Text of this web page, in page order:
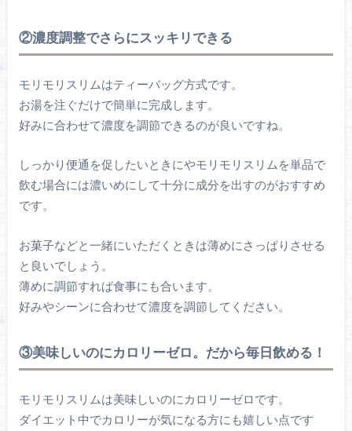
②濃度調整でさらにスッキリできる
モリモリスリムはティーバッグ方式です。
お湯を注ぐだけで簡単に完成します。
好みに合わせて濃度を調節できるのが良いですね。
しっかり便通を促したいときにやモリモリスリムを単品で
飲む場合には濃いめにして十分に成分を出すのがおすすめ
です。
お菓子などと一緒にいただくときは薄めにさっぱりさせる
と良いでしょう。
薄めに調節すれば食事にも合います。
好みやシーンに合わせて濃度を調節してください。
③美味しいのにカロリーゼロ。だから毎日飲める！
モリモリスリムは美味しいのにカロリーゼロです。
ダイエット中でカロリーが気になる方にも嬉しい点です